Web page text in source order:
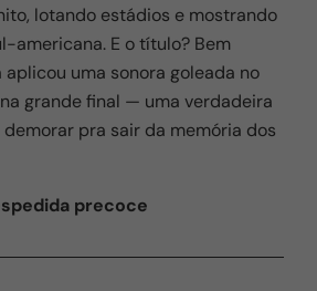
lotando estádios e mostrando
americana. E o título? Bem
aplicou uma sonora goleada no
grande final — uma verdadeira
demorar pra sair da memória dos
precoce